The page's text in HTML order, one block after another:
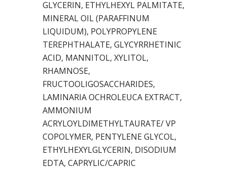
GLYCERIN, ETHYLHEXYL PALMITATE,
MINERAL OIL (PARAFFINUM
LIQUIDUM), POLYPROPYLENE
TEREPHTHALATE, GLYCYRRHETINIC
ACID, MANNITOL, XYLITOL,
RHAMNOSE,
FRUCTOOLIGOSACCHARIDES,
LAMINARIA OCHROLEUCA EXTRACT,
AMMONIUM
ACRYLOYLDIMETHYLTAURATE/ VP
COPOLYMER, PENTYLENE GLYCOL,
ETHYLHEXYLGLYCERIN, DISODIUM
EDTA, CAPRYLIC/CAPRIC